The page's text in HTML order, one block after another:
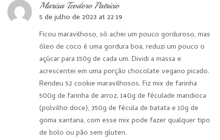
Marisa Teodoro Patricio
5 de julho de 2023 at 22:19
Ficou maravilhoso, só achei um pouco gorduroso, mas
óleo de coco é uma gordura boa, reduzi um pouco o
açúcar para 150g de cada um. Dividi a massa e
acrescentei em uma porção chocolate vegano picado.
Rendeu 52 cookie maravilhosos. Fiz mix de farinha
500g de farinha de arroz, 140g de féculade mandioca
(polvilho doce), 350g de fécula de batata e 10g de
goma xantana, com esse mix pode fazer qualquer tipo
de bolo ou pão sem gluten.